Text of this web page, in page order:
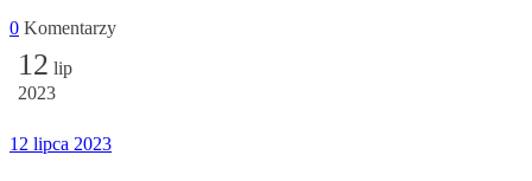
0 Komentarzy
12 lip
2023
12 lipca 2023